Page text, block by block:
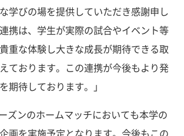
学びの場を提供していただき感謝申し
携は、学生が実際の試合やイベント等
重な体験し大きな成長が期待できる取
ております。この連携が今後もより発
期待しております。」
ズンのホームマッチにおいても本学の
画を実施予定となります。今後もこの